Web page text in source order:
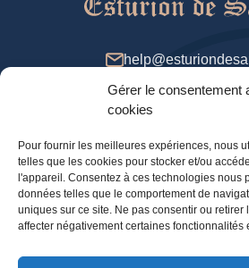
Gérer le consentement
cookies
Pour fournir les meilleures expériences, nous
telles que les cookies pour stocker et/ou
l'appareil. Consentez à ces technologies nous
données telles que le comportement de
uniques sur ce site. Ne pas consentir ou retirer
affecter négativement certaines fonctionnalités
De 9 à 18 (GMT +2) dans
méthodes de